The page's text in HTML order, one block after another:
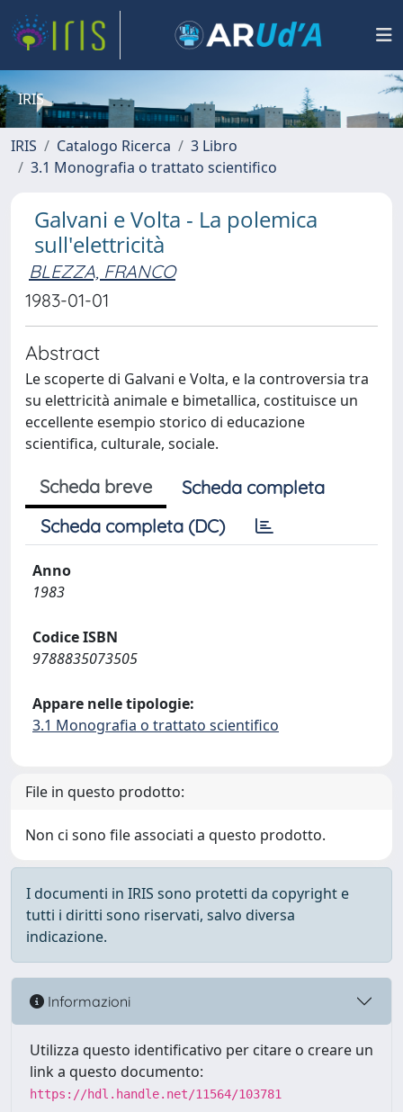
IRIS
IRIS Catalogo Ricerca
3 Libro
3.1 Monografia o trattato scientifico
Galvani e Volta - La polemica
sull'elettricità
BLEZZA, FRANCO
1983-01-01
Abstract
Le scoperte di Galvani e Volta, e la controversia tra
su elettricità animale e bimetallica, costituisce un
eccellente esempio storico di educazione
scientifica, culturale, sociale.
Scheda breve
Scheda completa
Scheda completa (DC)
Anno
1983
Codice ISBN
9788835073505
Appare nelle tipologie:
3.1 Monografia o trattato scientifico
File in questo prodotto:
Non ci sono file associati a questo prodotto.
I documenti in IRIS sono protetti da copyright e
tutti i diritti sono riservati, salvo diversa
indicazione.
Informazioni
Utilizza questo identificativo per citare o creare un
link a questo documento:
https://hdl.handle.net/11564/103781